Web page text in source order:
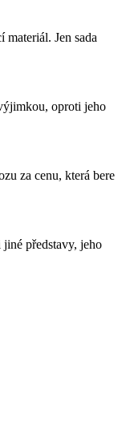
Jen sada
oproti jeho
za cenu, která bere
představy, jeho